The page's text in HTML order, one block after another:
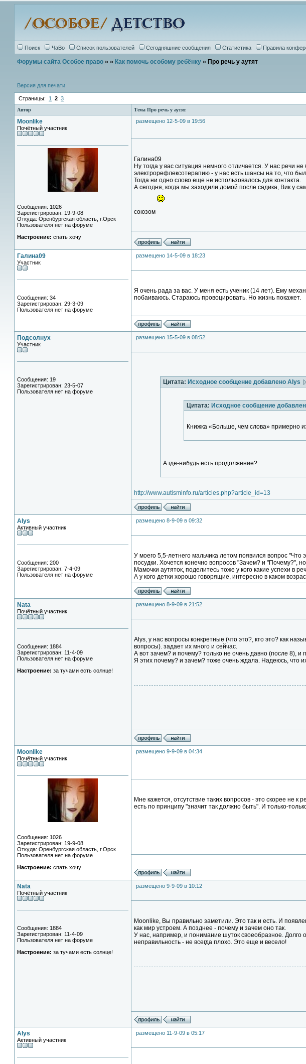
Поиск ЧаВо Список пользователей Сегодняшние сообщения Статистика Правила
Форумы сайта Особое право » » Как помочь особому ребёнку » Про речь у аутят
Версия для печати
Страницы: 1 2 3
Автор Тема Про речь у аутят
Moonlike
Почётный участник
Сообщения: 1026
Зарегистрирован: 19-9-08
Откуда: Оренбургская область, г.Орск
Пользователя нет на форуме
Настроение: спать хочу
размещено 12-5-09 в 19:56
Галина09
Ну тогда у вас ситуация немного отличается. У нас речи
электрорефлексотерапию - у нас есть шансы на то, что
Тогда ни одно слово еще не использовалось для контакта.
А сегодня, когда мы заходили домой после садика, Вик у
союзом
Галина09
Участник
Сообщения: 34
Зарегистрирован: 29-3-09
Пользователя нет на форуме
размещено 14-5-09 в 18:23
Я очень рада за вас. У меня есть ученик (14 лет). Ему
побаиваюсь. Стараюсь провоцировать. Но жизнь покажет.
Подсолнух
Участник
Сообщения: 19
Зарегистрирован: 23-5-07
Пользователя нет на форуме
размещено 15-5-09 в 08:52
Цитата: Исходное сообщение добавлено Alys
Цитата: Исходное сообщение
Книжка «Больше, чем слова» примерно
А где-нибудь есть продолжение?
http://www.autisminfo.ru/articles.php?article_id=13
Alys
Активный участник
Сообщения: 200
Зарегистрирован: 7-4-09
Пользователя нет на форуме
размещено 8-9-09 в 09:32
У моего 5,5-летнего мальчика летом появился вопрос
посудки. Хочется конечно вопросов "Зачем? и "Почему?",
Мамочки аутяток, поделитесь тоже у кого какие успехи в
А у кого детки хорошо говорящие, интересно в каком
Nata
Почётный участник
Сообщения: 1884
Зарегистрирован: 11-4-09
Пользователя нет на форуме
Настроение: за тучами есть солнце!
размещено 8-9-09 в 21:52
Alys, у нас вопросы конкретные (что это?, кто это? как
вопросы). задает их много и сейчас.
А вот зачем? и почему? только не очень давно (после 8),
Я этих почему? и зачем? тоже очень ждала. Надеюсь, что
Moonlike
Почётный участник
Сообщения: 1026
Зарегистрирован: 19-9-08
Откуда: Оренбургская область, г.Орск
Пользователя нет на форуме
Настроение: спать хочу
размещено 9-9-09 в 04:34
Мне кажется, отсутствие таких вопросов - это скорее не
есть по принципу "значит так должно быть". И только-
Nata
Почётный участник
Сообщения: 1884
Зарегистрирован: 11-4-09
Пользователя нет на форуме
Настроение: за тучами есть солнце!
размещено 9-9-09 в 10:12
Moonlike, Вы правильно заметили. Это так и есть. И
как мир устроем. А позднее - почему и зачем оно так.
У нас, например, и понимание шуток своеобразное. Долго
неправильность - не всегда плохо. Это еще и весело!
Alys
Активный участник
размещено 11-9-09 в 05:17